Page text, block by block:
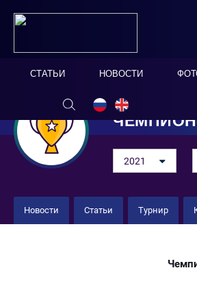
СТАТЬИ НОВОСТИ
2021
Новости Статьи Турнир